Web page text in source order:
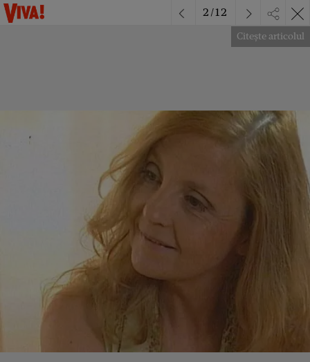
Citește articolul
2 /12